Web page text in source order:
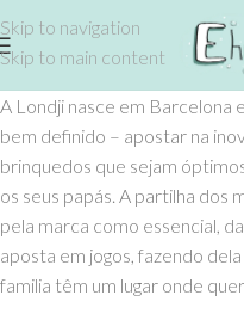
Skip to navigation
Skip to main content
A Londji nasce em Barcelona
bem definido – apostar na
brinquedos que sejam
os seus papás. A partilha dos
pela marca como essencial,
aposta em jogos, fazendo
familia têm um lugar onde